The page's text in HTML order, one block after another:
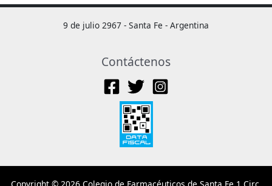
9 de julio 2967 - Santa Fe - Argentina
Contáctenos
Copyright © 2026 Colegio de Farmacéuticos de Santa Fe 1 Circ.